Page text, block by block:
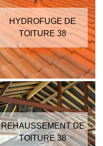
HYDROFUGE DE
TOITURE 38
REHAUSSEMENT DE
TOITURE 38